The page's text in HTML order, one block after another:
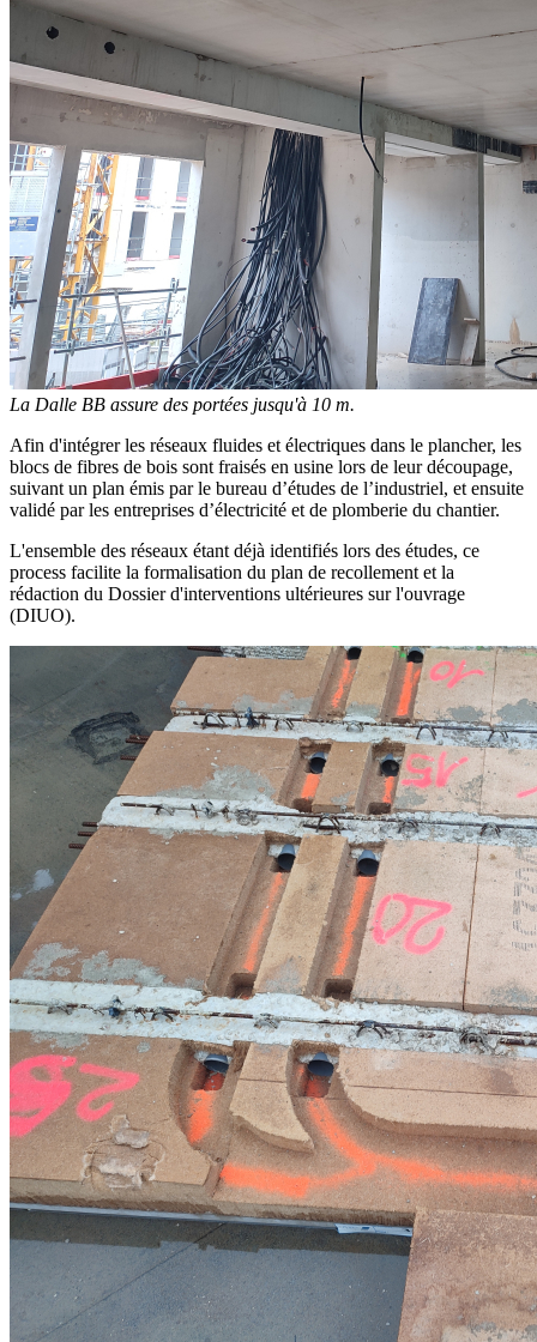
La Dalle BB assure des portées jusqu'à 10 m.
Afin d'intégrer les réseaux fluides et électriques dans le plancher, les
blocs de fibres de bois sont fraisés en usine lors de leur découpage,
suivant un plan émis par le bureau d’études de l’industriel, et ensuite
validé par les entreprises d’électricité et de plomberie du chantier.
L'ensemble des réseaux étant déjà identifiés lors des études, ce
process facilite la formalisation du plan de recollement et la
rédaction du Dossier d'interventions ultérieures sur l'ouvrage
(DIUO).